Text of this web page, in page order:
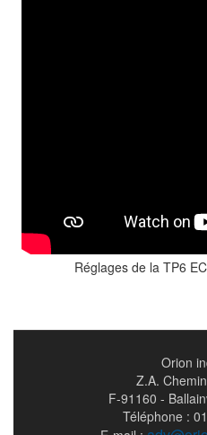
Réglages de la TP6
Orion
Z.A.
F-91160 -
Téléphone :